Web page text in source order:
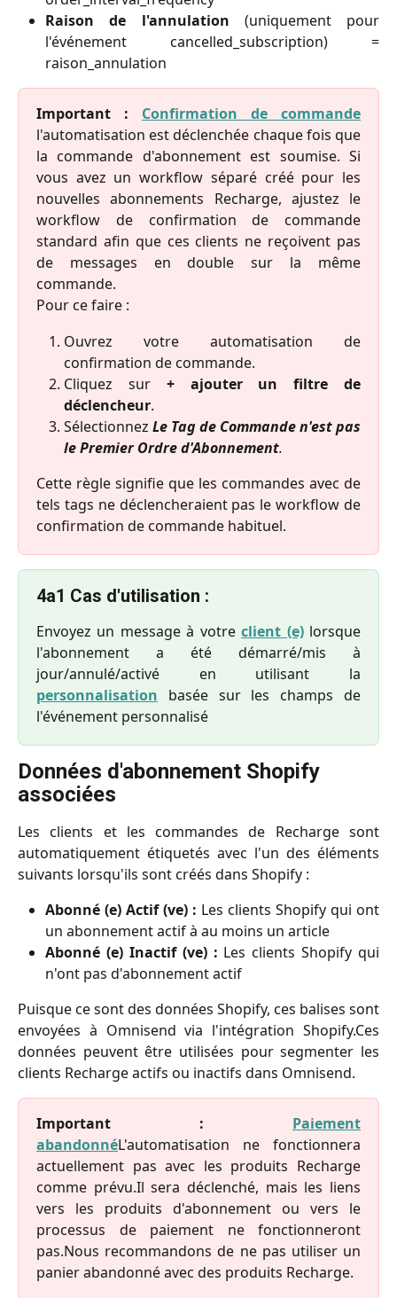
Raison de l'annulation (uniquement pour
l'événement cancelled_subscription) =
raison_annulation
Important :
Confirmation de commande
l'automatisation est déclenchée chaque fois que
la commande d'abonnement est soumise. Si
vous avez un workflow séparé créé pour les
nouvelles abonnements Recharge, ajustez le
workflow de confirmation de commande
standard afin que ces clients ne reçoivent pas
de messages en double sur la même
commande.
Pour ce faire :
Ouvrez votre automatisation de
confirmation de commande.
Cliquez sur + ajouter un filtre de
déclencheur.
Sélectionnez Le Tag de Commande n'est pas
le Premier Ordre d'Abonnement.
Cette règle signifie que les commandes avec de
tels tags ne déclencheraient pas le workflow de
confirmation de commande habituel.
4a1 Cas d'utilisation :
Envoyez un message à votreclient (e)lorsque
l'abonnement a été démarré/mis à
jour/annulé/activé en utilisant la
personnalisation basée sur les champs de
l'événement personnalisé
Données d'abonnement Shopify
associées
Les clients et les commandes de Recharge sont
automatiquement étiquetés avec l'un des éléments
suivants lorsqu'ils sont créés dans Shopify :
Abonné (e) Actif (ve) : Les clients Shopify qui ont
un abonnement actif à au moins un article
Abonné (e) Inactif (ve) : Les clients Shopify qui
n'ont pas d'abonnement actif
Puisque ce sont des données Shopify, ces balises sont
envoyées à Omnisend via l'intégration Shopify.Ces
données peuvent être utilisées pour segmenter les
clients Recharge actifs ou inactifs dans Omnisend.
Important : Paiement
abandonnéL'automatisation ne fonctionnera
actuellement pas avec les produits Recharge
comme prévu.Il sera déclenché, mais les liens
vers les produits d'abonnement ou vers le
processus de paiement ne fonctionneront
pas.Nous recommandons de ne pas utiliser un
panier abandonné avec des produits Recharge.